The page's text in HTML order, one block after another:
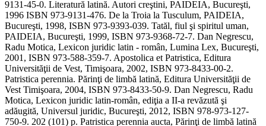
9131-45-0. Literatură latină. Autori creştini, PAIDEIA, Bucureşti,
1996 ISBN 973-9131-476. De la Troia la Tusculum, PAIDEIA,
Bucureşti, 1998, ISBN 973-9393-039. Tatăl, fiul şi spiritul uman,
PAIDEIA, Bucureşti, 1999, ISBN 973-9368-72-7. Dan Negrescu,
Radu Motica, Lexicon juridic latin - român, Lumina Lex, Bucureşti,
2001, ISBN 973-588-359-7. Apostolica et Patristica, Editura
Universităţii de Vest, Timişoara, 2002, ISBN 973-8433-00-2.
Patristica perennia. Părinţi de limbă latină, Editura Universităţii de
Vest Timişoara, 2004, ISBN 973-8433-50-9. Dan Negrescu, Radu
Motica, Lexicon juridic latin-român, ediţia a II-a revăzută şi
adăugită, Universul juridic, Bucureşti, 2012, ISBN 978-973-127-
750-9. 202 (101) p. Patristica perennia aucta, Părinţi de limbă latină